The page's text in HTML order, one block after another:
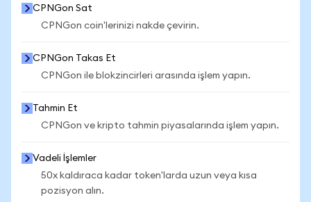
CPNGon Sat
CPNGon coin'lerinizi nakde çevirin.
CPNGon Takas Et
CPNGon ile blokzincirleri arasında işlem yapın.
Tahmin Et
CPNGon ve kripto tahmin piyasalarında işlem yapın.
Vadeli İşlemler
50x kaldıraca kadar token'larda uzun veya kısa
pozisyon alın.